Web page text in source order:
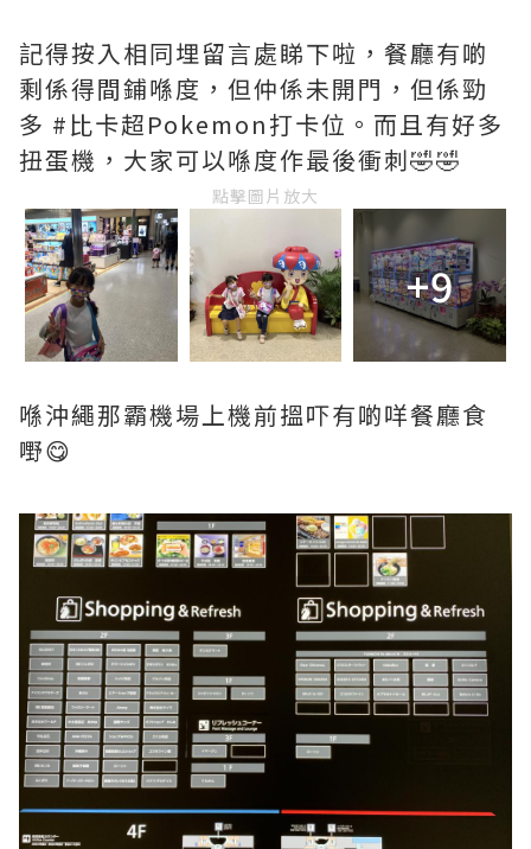
記得按入相同埋留言處睇下啦，餐廳有啲
剩係得間鋪喺度，但仲係未開門，但係勁
多 #比卡超Pokemon打卡位。而且有好多
扭蛋機，大家可以喺度作最後衝刺🤣🤣
點擊圖片放大
+9
喺沖繩那霸機場上機前搵吓有啲咩餐廳食
嘢😋